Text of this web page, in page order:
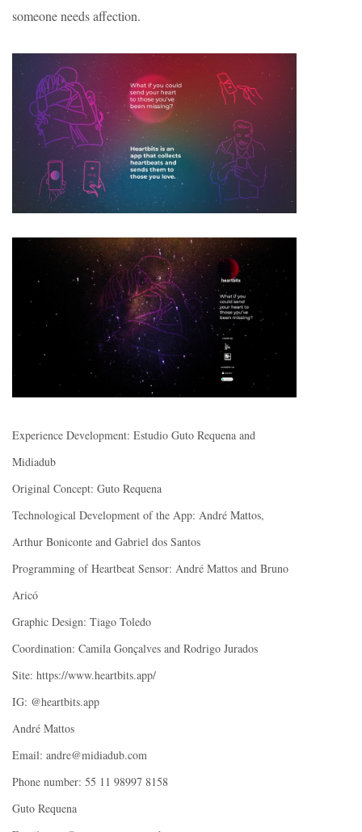
someone needs affection.
Experience Development: Estudio Guto Requena and
Midiadub
Original Concept: Guto Requena
Technological Development of the App: André Mattos,
Arthur Boniconte and Gabriel dos Santos
Programming of Heartbeat Sensor: André Mattos and Bruno
Aricó
Graphic Design: Tiago Toledo
Coordination: Camila Gonçalves and Rodrigo Jurados
Site: https://www.heartbits.app/
IG: @heartbits.app
André Mattos
Email: andre@midiadub.com
Phone number: 55 11 98997 8158
Guto Requena